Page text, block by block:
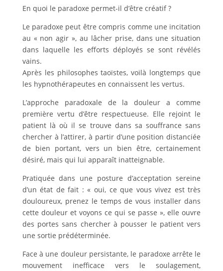
En quoi le paradoxe permet-il d’être créatif ?
Le paradoxe peut être compris comme une incitation
au « non agir », au lâcher prise, dans une situation
dans laquelle les efforts déployés se sont révélés
vains.
Après les philosophes taoïstes, voilà longtemps que
les hypnothérapeutes en connaissent les vertus.
L’approche paradoxale de la douleur a comme
première vertu d’être respectueuse. Elle rejoint le
patient là où il se trouve dans sa souffrance sans
chercher à l’attirer, à partir d’une position distanciée
de bien portant, vers un bien être, certainement
désiré, mais qui lui apparaît inatteignable.
Pratiquée dans une posture d’acceptation sereine
d’un état de fait : « oui, ce que vous vivez est très
douloureux, prenez le temps de vous installer dans
cette douleur et voyons ce qui se passe », elle ouvre
des portes sans chercher à pousser le patient vers
une sortie prédéterminée.
Face à une douleur persistante, le paradoxe arrête le
mouvement inefficace vers le soulagement,